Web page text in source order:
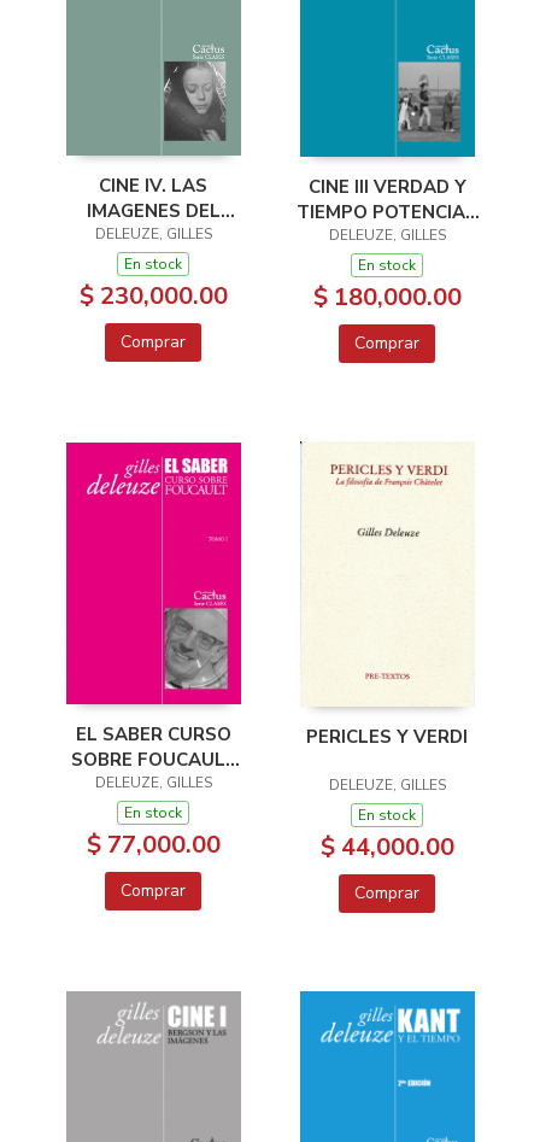
CINE IV. LAS
IMAGENES DEL
PENSAMIENTO
DELEUZE, GILLES
En stock
$ 230,000.00
Comprar
CINE III VERDAD Y
TIEMPO POTENCIAS
DE LO FALSO
DELEUZE, GILLES
En stock
$ 180,000.00
Comprar
EL SABER CURSO
SOBRE FOUCAULT
TOMO I
DELEUZE, GILLES
En stock
$ 77,000.00
Comprar
PERICLES Y VERDI
DELEUZE, GILLES
En stock
$ 44,000.00
Comprar